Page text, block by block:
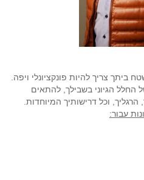
ביתך צריך להיות פונקציונלי ויפה.
החלל הגיוני בשבילך, להתאים
וכל דרישותיך המיוחדות.
עבור: